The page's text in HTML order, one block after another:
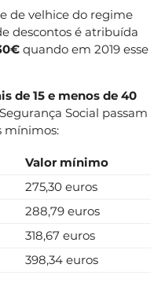
de velhice do regime
descontos é atribuída
quando em 2019 esse
de 15 e menos de 40
Social passam
mínimos:
Valor mínimo
275,30 euros
288,79 euros
318,67 euros
398,34 euros